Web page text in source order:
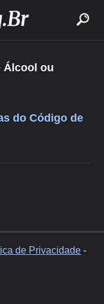
Álcool ou
do Código de
de Privacidade -